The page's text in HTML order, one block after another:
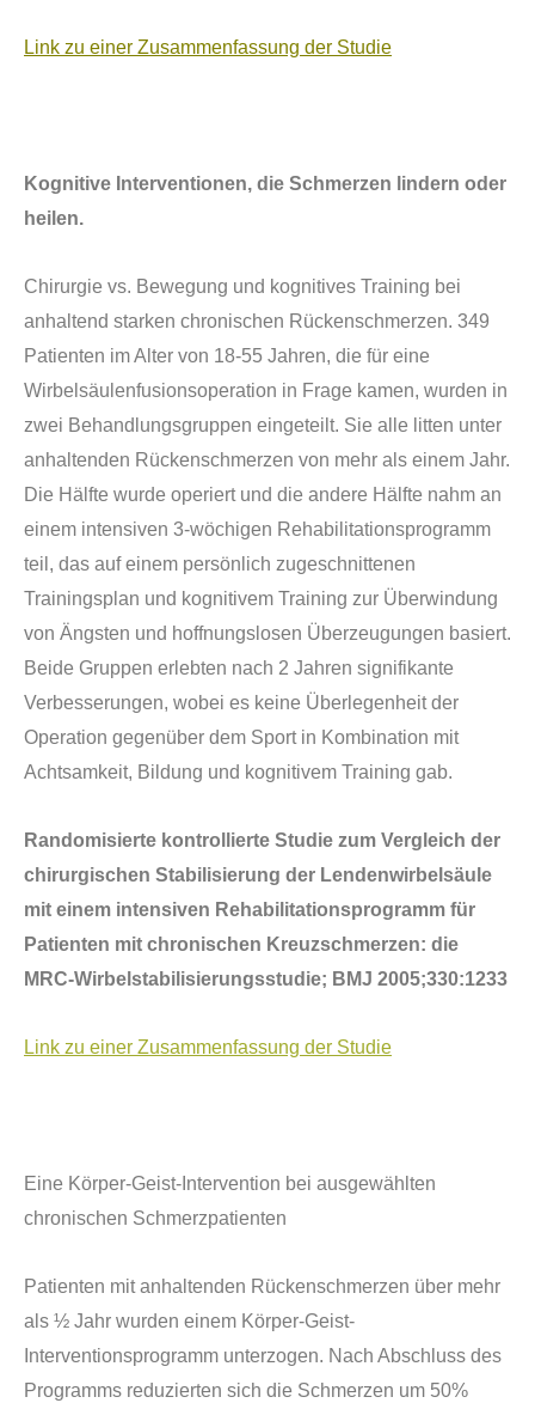
Link zu einer Zusammenfassung der Studie
Kognitive Interventionen, die Schmerzen lindern oder
heilen.
Chirurgie vs. Bewegung und kognitives Training bei
anhaltend starken chronischen Rückenschmerzen. 349
Patienten im Alter von 18-55 Jahren, die für eine
Wirbelsäulenfusionsoperation in Frage kamen, wurden in
zwei Behandlungsgruppen eingeteilt. Sie alle litten unter
anhaltenden Rückenschmerzen von mehr als einem Jahr.
Die Hä lfte wurde operiert und die andere Hä lfte nahm an
einem intensiven 3-wöchigen Rehabilitationsprogramm
teil, das auf einem persönlich zugeschnittenen
Trainingsplan und kognitivem Training zur Überwindung
von Ängsten und hoffnungslosen Überzeugungen basiert.
Beide Gruppen erlebten nach 2 Jahren signifikante
Verbesserungen, wobei es keine Überlegenheit der
Operation gegenüber dem Sport in Kombination mit
Achtsamkeit, Bildung und kognitivem Training gab.
Randomisierte kontrollierte Studie zum Vergleich der
chirurgischen Stabilisierung der Lendenwirbelsäule
mit einem intensiven Rehabilitationsprogramm für
Patienten mit chronischen Kreuzschmerzen: die
MRC-Wirbelstabilisierungsstudie; BMJ 2005;330:1233
Link zu einer Zusammenfassung der Studie
Eine Körper-Geist-Intervention bei ausgewählten
chronischen Schmerzpatienten
Patienten mit anhaltenden Rückenschmerzen über mehr
als ½ Jahr wurden einem Körper-Geist-
Interventionsprogramm unterzogen. Nach Abschluss des
Programms reduzierten sich die Schmerzen um 50%